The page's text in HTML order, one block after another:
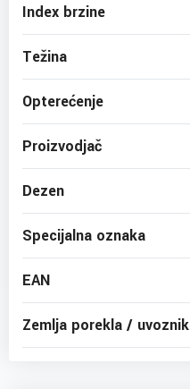
Index brzine
Težina
Opterećenje
Proizvodjač
Dezen
Specijalna oznaka
EAN
Zemlja porekla / uvoznik